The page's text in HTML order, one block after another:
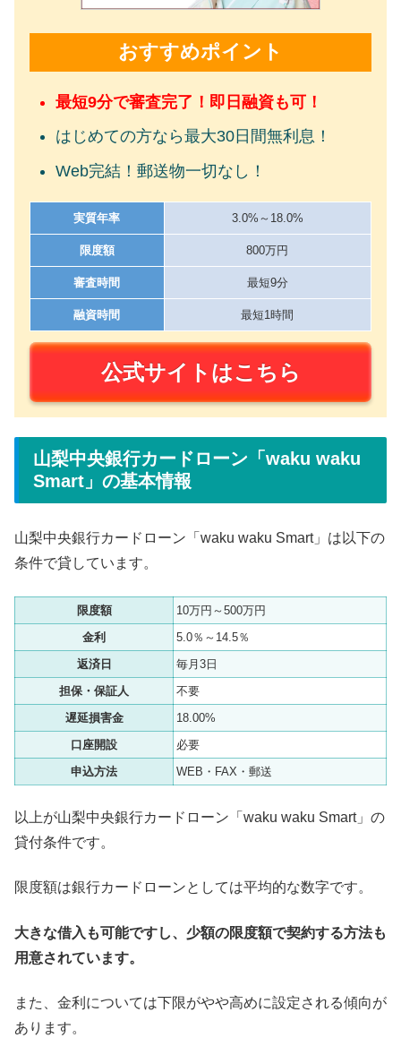
おすすめポイント
最短9分で審査完了！即日融資も可！
はじめての方なら最大30日間無利息！
Web完結！郵送物一切なし！
実質年率 3.0%～18.0%
限度額 800万円
審査時間 最短9分
融資時間 最短1時間
公式サイトはこちら
山梨中央銀行カードローン「waku waku
Smart」の基本情報
山梨中央銀行カードローン「waku waku Smart」は以下の
条件で貸しています。
限度額
10万円～500万円
金利
5.0％～14.5％
返済日
毎月3日
担保・保証人
不要
遅延損害金
18.00%
口座開設
必要
申込方法
WEB・FAX・郵送
以上が山梨中央銀行カードローン「waku waku Smart」の
貸付条件です。
限度額は銀行カードローンとしては平均的な数字です。
大きな借入も可能ですし、少額の限度額で契約する方法も
用意されています。
また、金利については下限がやや高めに設定される傾向が
あります。